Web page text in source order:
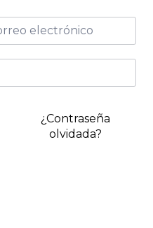
¿Contraseña
olvidada?
de
a la
2025